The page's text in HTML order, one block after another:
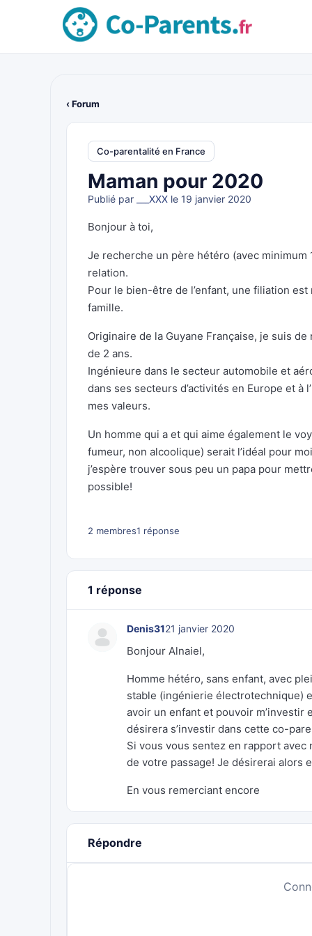
‹ Forum
Co-parentalité en France
Maman pour 2020
Publié par ___XXX le 19 janvier 2020
Bonjour à toi,
Je recherche un père hétéro (avec
relation.
Pour le bien-être de l’enfant, une filiation
famille.
Originaire de la Guyane Française, je suis
de 2 ans.
Ingénieure dans le secteur automobile et
dans ses secteurs d’activités en Europe et
mes valeurs.
Un homme qui a et qui aime également le
fumeur, non alcoolique) serait l’idéal pour
j’espère trouver sous peu un papa pour
possible!
2 membres1 réponse
1 réponse
Denis3121 janvier 2020
Bonjour Alnaiel,
Homme hétéro, sans enfant, avec
stable (ingénierie électrotechnique)
avoir un enfant et pouvoir m’investir
désirera s’investir dans cette co-
Si vous vous sentez en rapport avec
de votre passage! Je désirerai alors
En vous remerciant encore
Répondre